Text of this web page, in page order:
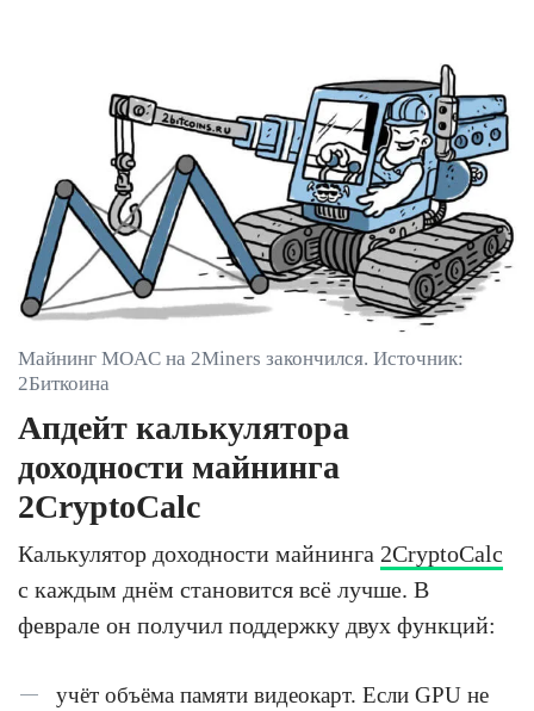
Майнинг MOAC на 2Miners закончился. Источник:
2Биткоина
Апдейт калькулятора
доходности майнинга
2CryptoCalc
Калькулятор доходности майнинга 2CryptoCalc
с каждым днём становится всё лучше. В
феврале он получил поддержку двух функций:
учёт объёма памяти видеокарт. Если GPU не